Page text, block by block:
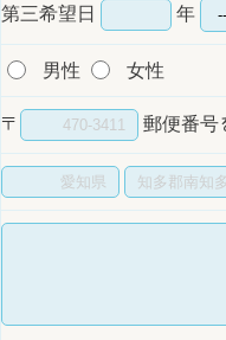
第三希望日 年
男性 女性
〒 郵便番号